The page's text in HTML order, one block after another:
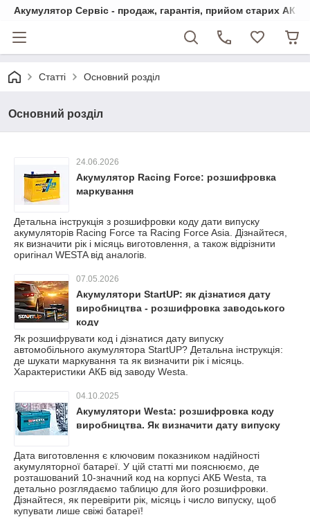
Акумулятор Сервіс - продаж, гарантія, прийом старих АКБ
Статті Основний розділ
Основний розділ
24.06.2026
Акумулятор Racing Force: розшифровка
маркування
Детальна інструкція з розшифровки коду дати випуску
акумуляторів Racing Force та Racing Force Asia. Дізнайтеся,
як визначити рік і місяць виготовлення, а також відрізнити
оригінал WESTA від аналогів.
07.05.2026
Акумулятори StartUP: як дізнатися дату
виробництва - розшифровка заводського
коду
Як розшифрувати код і дізнатися дату випуску
автомобільного акумулятора StartUP? Детальна інструкція:
де шукати маркування та як визначити рік і місяць.
Характеристики АКБ від заводу Westa.
04.10.2025
Акумулятори Westa: розшифровка коду
виробництва. Як визначити дату випуску
Дата виготовлення є ключовим показником надійності
акумуляторної батареї. У цій статті ми пояснюємо, де
розташований 10-значний код на корпусі АКБ Westa, та
детально розглядаємо таблицю для його розшифровки.
Дізнайтеся, як перевірити рік, місяць і число випуску, щоб
купувати лише свіжі батареї!